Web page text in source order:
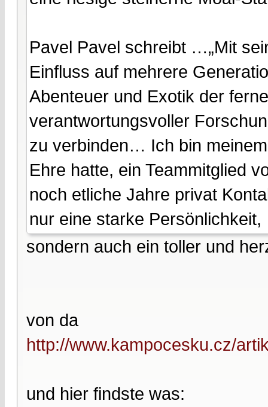
Pavel Pavel schreibt …„Mit
Einfluss auf mehrere
Abenteuer und Exotik der
verantwortungsvoller
zu verbinden… Ich bin
Ehre hatte, ein Teammitglied
noch etliche Jahre privat
nur eine starke Persönlichkeit,
sondern auch ein toller und
von da
http://www.kampocesku.cz/
und hier findste was: